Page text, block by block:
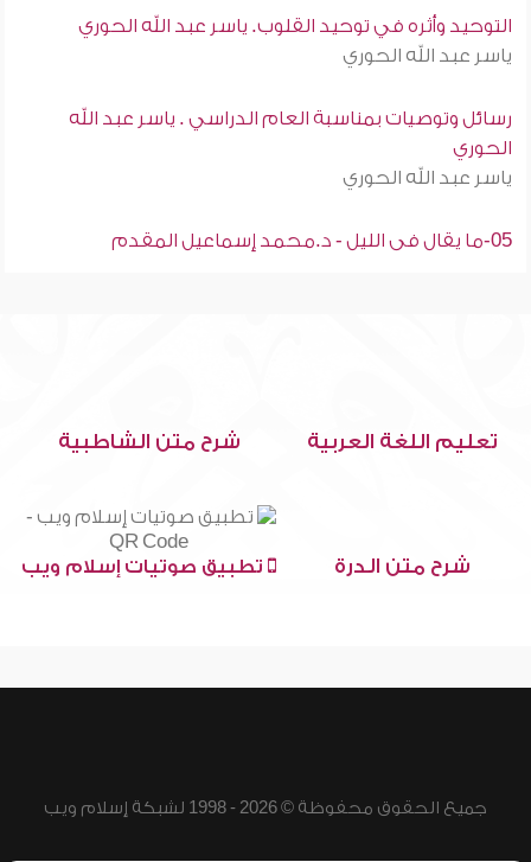
التوحيد وأثره في توحيد القلوب. ياسر عبد الله الحوري
ياسر عبد الله الحوري
رسائل وتوصيات بمناسبة العام الدراسي . ياسر عبد الله
الحوري
ياسر عبد الله الحوري
05-ما يقال فى الليل - د.محمد إسماعيل المقدم
تعليم اللغة العربية شرح متن الشاطبية
شرح متن الدرة تطبيق صوتيات إسلام ويب
جميع الحقوق محفوظة © 2026 - 1998 لشبكة إسلام ويب